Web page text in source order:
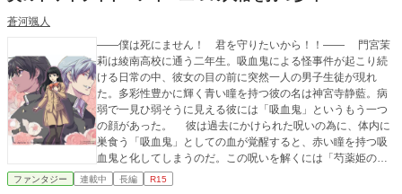
蒼河颯人
――僕は死にません！ 君を守りたいから！！―― 門宮茉
莉は綾南高校に通う二年生。吸血鬼による怪事件が起こり続
ける日常の中、彼女の目の前に突然一人の男子生徒が現れ
た。多彩性豊かに輝く青い瞳を持つ彼の名は神宮寺静藍。病
弱で一見ひ弱そうに見える彼には「吸血鬼」というもう一つ
の顔があった。 彼は過去にかけられた呪いの為に、体内に
巣食う「吸血鬼」としての血が覚醒すると、赤い瞳を持つ吸
血鬼と化してしまうのだ。この呪いを解くには「芍薬姫の
血」が必要だが、制限時間内に見付け出さないといけない。
ファンタジー 連載中 長編 R15